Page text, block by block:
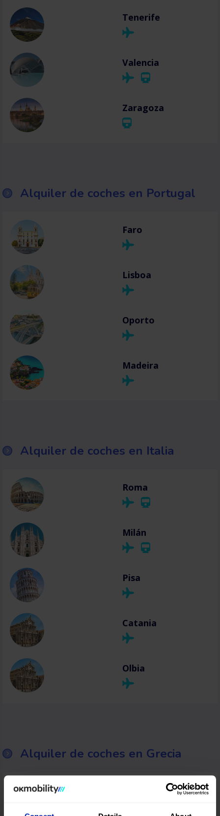
Tenerife
Valencia
Zaragoza
Alquiler de coches en Portugal
Faro
Lisboa
Oporto
Madeira
Alquiler de coches en Italia
Roma
Milán
Pisa
Catania
Olbia
Alquiler de coches en Grecia
Tesalónica